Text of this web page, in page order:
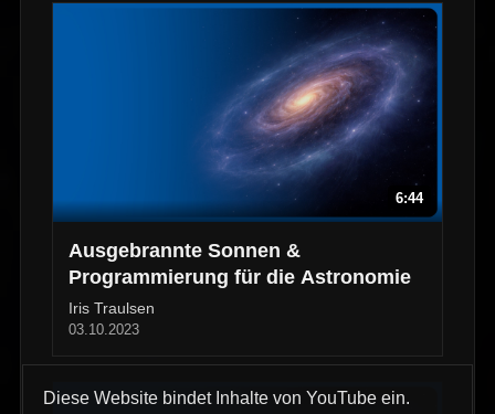
6:44
Ausgebrannte Sonnen &
Programmierung für die Astronomie
Iris Traulsen
03.10.2023
Diese Website bindet Inhalte von YouTube ein.